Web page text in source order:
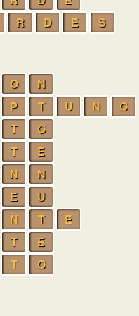
R D E
S
O
N
P T U N
O
T
O
T
E
N
N
E
U
N T
E
T
E
T O